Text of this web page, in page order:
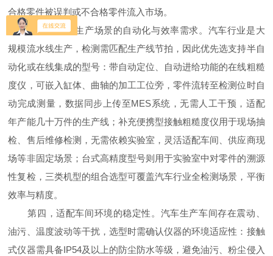
合格零件被误判或不合格零件流入市场。
第三，兼顾生产场景的自动化与效率需求。汽车行业是大
规模流水线生产，检测需匹配生产线节拍，因此优先选支持半自
动化或在线集成的型号：带自动定位、自动进给功能的在线粗糙
度仪，可嵌入缸体、曲轴的加工工位旁，零件流转至检测位时自
动完成测量，数据同步上传至MES系统，无需人工干预，适配
年产能几十万件的生产线；补充便携型接触粗糙度仪用于现场抽
检、售后维修检测，无需依赖实验室，灵活适配车间、供应商现
场等非固定场景；台式高精度型号则用于实验室中对零件的溯源
性复检，三类机型的组合选型可覆盖汽车行业全检测场景，平衡
效率与精度。
第四，适配车间环境的稳定性。汽车生产车间存在震动、
油污、温度波动等干扰，选型时需确认仪器的环境适应性：接触
式仪器需具备IP54及以上的防尘防水等级，避免油污、粉尘侵入